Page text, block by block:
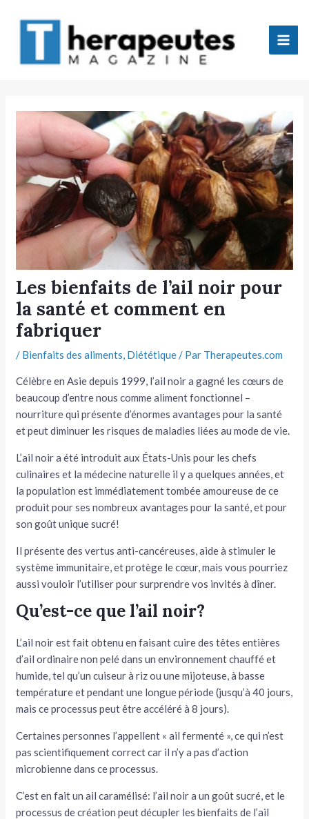
Les bienfaits de l’ail noir pour
la santé et comment en
fabriquer
/ Bienfaits des aliments, Diététique/ Par Therapeutes.com
Célèbre en Asie depuis 1999, l’ail noir a gagné les cœurs de
beaucoup d’entre nous comme aliment fonctionnel –
nourriture qui présente d’énormes avantages pour la santé
et peut diminuer les risques de maladies liées au mode de vie.
L’ail noir a été introduit aux États-Unis pour les chefs
culinaires et la médecine naturelle il y a quelques années, et
la population est immédiatement tombée amoureuse de ce
produit pour ses nombreux avantages pour la santé, et pour
son goût unique sucré!
Il présente des vertus anti-cancéreuses, aide à stimuler le
système immunitaire, et protège le cœur, mais vous pourriez
aussi vouloir l’utiliser pour surprendre vos invités à dîner.
Qu’est-ce que l’ail noir?
L’ail noir est fait obtenu en faisant cuire des têtes entières
d’ail ordinaire non pelé dans un environnement chauffé et
humide, tel qu’un cuiseur à riz ou une mijoteuse, à basse
température et pendant une longue période (jusqu’à 40 jours,
mais ce processus peut être accéléré à 8 jours).
Certaines personnes l’appellent « ail fermenté », ce qui n’est
pas scientifiquement correct car il n’y a pas d’action
microbienne dans ce processus.
C’est en fait un ail caramélisé: l’ail noir a un goût sucré, et le
processus de création peut décupler les bienfaits de l’ail